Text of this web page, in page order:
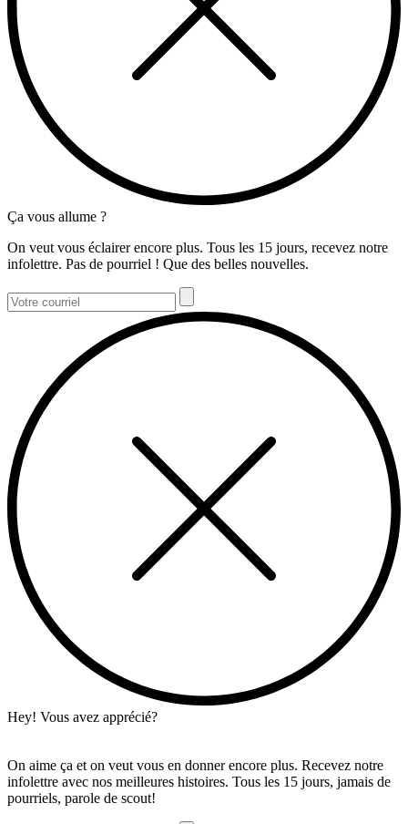
Ça vous allume ?
On veut vous éclairer encore plus. Tous les 15 jours, recevez notre
infolettre. Pas de pourriel ! Que des belles nouvelles.
Hey! Vous avez apprécié?
On aime ça et on veut vous en donner encore plus. Recevez notre
infolettre avec nos meilleures histoires. Tous les 15 jours, jamais de
pourriels, parole de scout!